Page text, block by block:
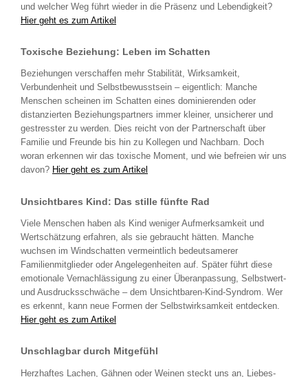
und welcher Weg führt wieder in die Präsenz und Lebendigkeit?
Hier geht es zum Artikel
Toxische Beziehung: Leben im Schatten
Beziehungen verschaffen mehr Stabilität, Wirksamkeit,
Verbundenheit und Selbstbewusstsein – eigentlich: Manche
Menschen scheinen im Schatten eines dominierenden oder
distanzierten Beziehungspartners immer kleiner, unsicherer und
gestresster zu werden. Dies reicht von der Partnerschaft über
Familie und Freunde bis hin zu Kollegen und Nachbarn. Doch
woran erkennen wir das toxische Moment, und wie befreien wir uns
davon? Hier geht es zum Artikel
Unsichtbares Kind: Das stille fünfte Rad
Viele Menschen haben als Kind weniger Aufmerksamkeit und
Wertschätzung erfahren, als sie gebraucht hätten. Manche
wuchsen im Windschatten vermeintlich bedeutsamerer
Familienmitglieder oder Angelegenheiten auf. Später führt diese
emotionale Vernachlässigung zu einer Überanpassung, Selbstwert-
und Ausdrucksschwäche – dem Unsichtbaren-Kind-Syndrom. Wer
es erkennt, kann neue Formen der Selbstwirksamkeit entdecken.
Hier geht es zum Artikel
Unschlagbar durch Mitgefühl
Herzhaftes Lachen, Gähnen oder Weinen steckt uns an, Liebes-